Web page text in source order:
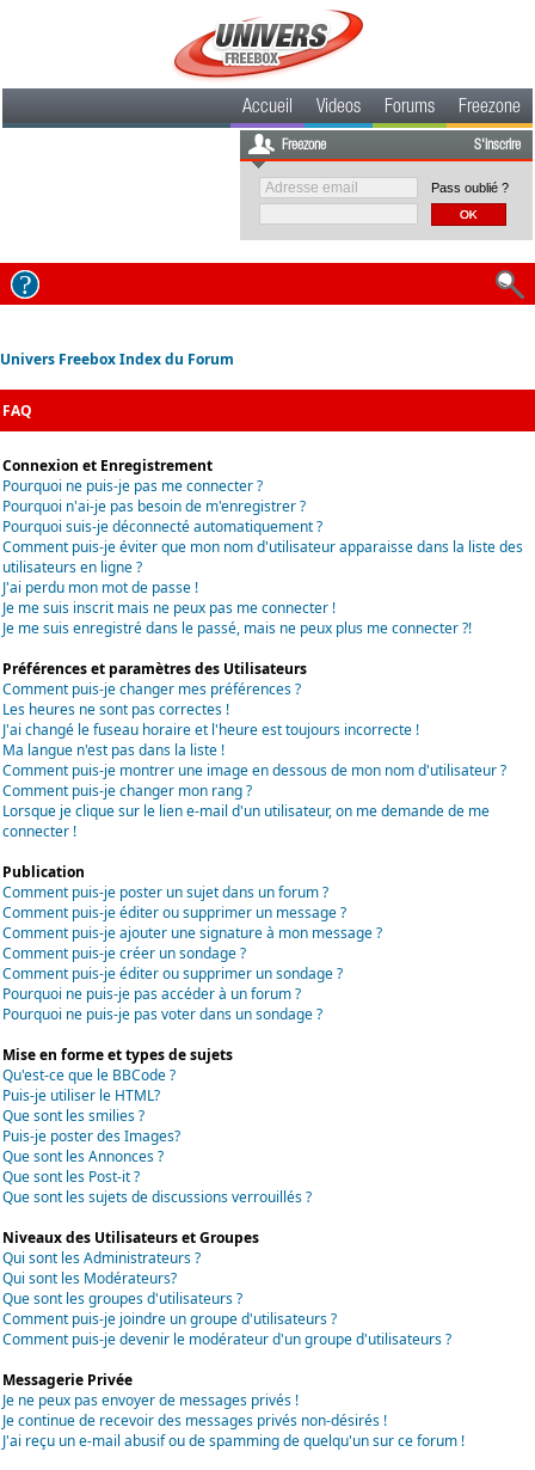
Accueil Videos Forums Freezone
Freezone S'inscrire
Pass oublié ?
Univers Freebox Index du Forum
FAQ
Connexion et Enregistrement
Pourquoi ne puis-je pas me connecter ?
Pourquoi n'ai-je pas besoin de m'enregistrer ?
Pourquoi suis-je déconnecté automatiquement ?
Comment puis-je éviter que mon nom d'utilisateur apparaisse dans la liste des
utilisateurs en ligne ?
J'ai perdu mon mot de passe !
Je me suis inscrit mais ne peux pas me connecter !
Je me suis enregistré dans le passé, mais ne peux plus me connecter ?!
Préférences et paramètres des Utilisateurs
Comment puis-je changer mes préférences ?
Les heures ne sont pas correctes !
J'ai changé le fuseau horaire et l'heure est toujours incorrecte !
Ma langue n'est pas dans la liste !
Comment puis-je montrer une image en dessous de mon nom d'utilisateur ?
Comment puis-je changer mon rang ?
Lorsque je clique sur le lien e-mail d'un utilisateur, on me demande de me
connecter !
Publication
Comment puis-je poster un sujet dans un forum ?
Comment puis-je éditer ou supprimer un message ?
Comment puis-je ajouter une signature à mon message ?
Comment puis-je créer un sondage ?
Comment puis-je éditer ou supprimer un sondage ?
Pourquoi ne puis-je pas accéder à un forum ?
Pourquoi ne puis-je pas voter dans un sondage ?
Mise en forme et types de sujets
Qu'est-ce que le BBCode ?
Puis-je utiliser le HTML?
Que sont les smilies ?
Puis-je poster des Images?
Que sont les Annonces ?
Que sont les Post-it ?
Que sont les sujets de discussions verrouillés ?
Niveaux des Utilisateurs et Groupes
Qui sont les Administrateurs ?
Qui sont les Modérateurs?
Que sont les groupes d'utilisateurs ?
Comment puis-je joindre un groupe d'utilisateurs ?
Comment puis-je devenir le modérateur d'un groupe d'utilisateurs ?
Messagerie Privée
Je ne peux pas envoyer de messages privés !
Je continue de recevoir des messages privés non-désirés !
J'ai reçu un e-mail abusif ou de spamming de quelqu'un sur ce forum !